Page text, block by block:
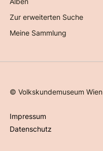
Zur erweiterten Suche
Meine Sammlung
©Volkskundemuseum Wien
Impressum
Datenschutz